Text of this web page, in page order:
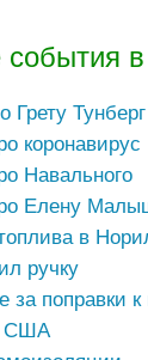
в
Грету Тунберг
коронавирус
Навального
Елену
в
ручку
за поправки к
США